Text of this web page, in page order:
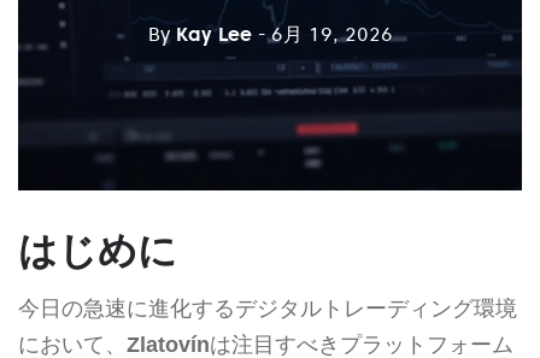
By Kay Lee - 6月 19, 2026
はじめに
今日の急速に進化するデジタルトレーディング環境
において、 Zlatovínは注目すべきプラットフォーム